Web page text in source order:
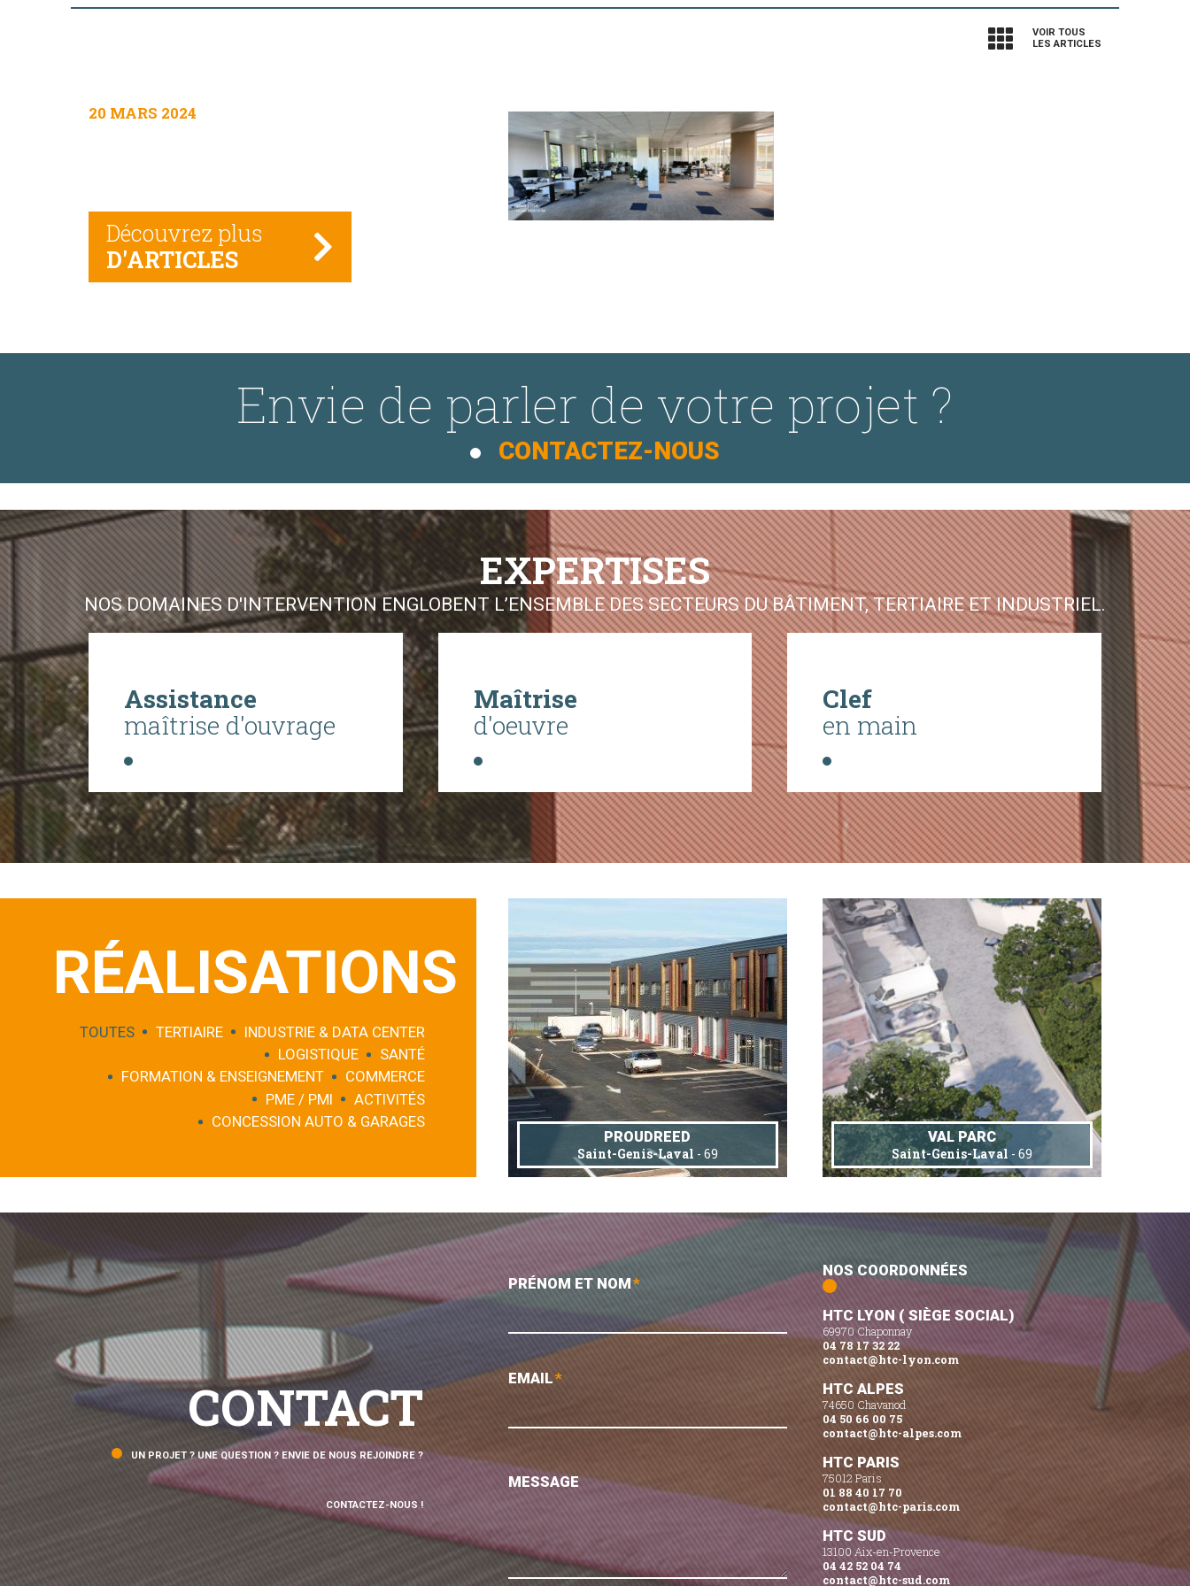
VOIR TOUS
LES ARTICLES
20 MARS 2024
Découvrez plus
D'ARTICLES
Envie de parler de votre projet ?
CONTACTEZ-NOUS
EXPERTISES
NOS DOMAINES D'INTERVENTION ENGLOBENT L’ENSEMBLE DES SECTEURS DU BÂTIMENT, TERTIAIRE ET INDUSTRIEL.
Assistance
maîtrise d'ouvrage
Maîtrise
d'oeuvre
Clef
en main
RÉALISATIONS
TOUTES TERTIAIRE
INDUSTRIE & DATA CENTER
LOGISTIQUE
SANTÉ
FORMATION & ENSEIGNEMENT
COMMERCE
PME / PMI
ACTIVITÉS
CONCESSION AUTO & GARAGES
PROUDREED
Saint-Genis-Laval - 69
VAL PARC
Saint-Genis-Laval - 69
CONTACT
UN PROJET ? UNE QUESTION ? ENVIE DE NOUS REJOINDRE ?
CONTACTEZ-NOUS !
PRÉNOM ET NOM*
EMAIL*
MESSAGE
NOS COORDONNÉES
HTC LYON ( SIÈGE SOCIAL)
69970 Chaponnay
04 78 17 32 22
contact@htc-lyon.com
HTC ALPES
74650 Chavanod
04 50 66 00 75
contact@htc-alpes.com
HTC PARIS
75012 Paris
01 88 40 17 70
contact@htc-paris.com
HTC SUD
13100 Aix-en-Provence
04 42 52 04 74
contact@htc-sud.com